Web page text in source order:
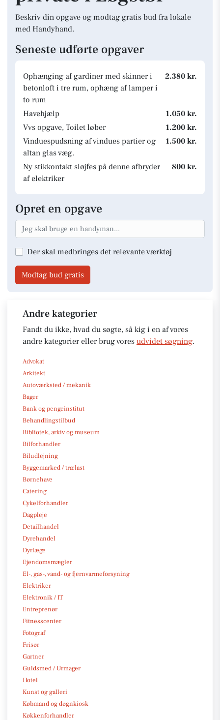
Beskriv din opgave og modtag gratis bud fra lokale
med Handyhand.
Seneste udførte opgaver
Ophænging af gardiner med skinner i
betonloft i tre rum, ophæng af lamper i
to rum
2.380 kr.
Havehjælp
1.050 kr.
Vvs opgave, Toilet løber
1.200 kr.
Vinduespudsning af vindues partier og
altan glas væg.
1.500 kr.
Ny stikkontakt sløjfes på denne afbryder
af elektriker
800 kr.
Opret en opgave
Der skal medbringes det relevante værktøj
Modtag bud gratis
Andre kategorier
Fandt du ikke, hvad du søgte, så kig i en af vores
andre kategorier eller brug vores udvidet søgning.
Advokat
Arkitekt
Autoværksted / mekanik
Bager
Bank og pengeinstitut
Behandlingstilbud
Bibliotek, arkiv og museum
Bilforhandler
Biludlejning
Byggemarked / trælast
Børnehave
Catering
Cykelforhandler
Dagpleje
Detailhandel
Dyrehandel
Dyrlæge
Ejendomsmægler
El-, gas-, vand- og fjernvarmeforsyning
Elektriker
Elektronik / IT
Entreprenør
Fitnesscenter
Fotograf
Frisør
Gartner
Guldsmed / Urmager
Hotel
Kunst og galleri
Købmand og døgnkiosk
Køkkenforhandler